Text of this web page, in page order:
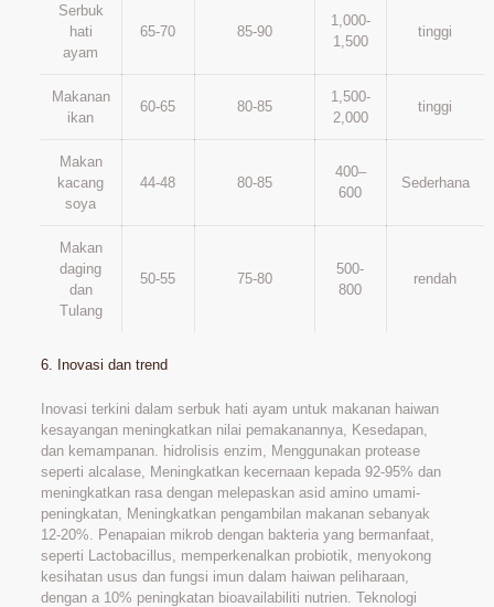
Serbuk
hati
ayam
65-70 85-90
1,000-
1,500
tinggi
Makanan
ikan
60-65 80-85
1,500-
2,000
tinggi
Makan
kacang
soya
44-48 80-85
400–
600
Sederhana
Makan
daging
dan
Tulang
50-55 75-80
500-
800
rendah
6. Inovasi dan trend
Inovasi terkini dalam serbuk hati ayam untuk makanan haiwan
kesayangan meningkatkan nilai pemakanannya, Kesedapan,
dan kemampanan. hidrolisis enzim, Menggunakan protease
seperti alcalase, Meningkatkan kecernaan kepada 92-95% dan
meningkatkan rasa dengan melepaskan asid amino umami-
peningkatan, Meningkatkan pengambilan makanan sebanyak
12-20%. Penapaian mikrob dengan bakteria yang bermanfaat,
seperti Lactobacillus, memperkenalkan probiotik, menyokong
kesihatan usus dan fungsi imun dalam haiwan peliharaan,
dengan a 10% peningkatan bioavailabiliti nutrien. Teknologi